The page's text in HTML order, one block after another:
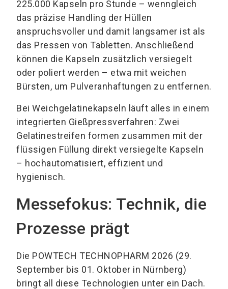
225.000 Kapseln pro Stunde – wenngleich
das präzise Handling der Hüllen
anspruchsvoller und damit langsamer ist als
das Pressen von Tabletten. Anschließend
können die Kapseln zusätzlich versiegelt
oder poliert werden – etwa mit weichen
Bürsten, um Pulveranhaftungen zu entfernen.
Bei Weichgelatinekapseln läuft alles in einem
integrierten Gießpressverfahren: Zwei
Gelatinestreifen formen zusammen mit der
flüssigen Füllung direkt versiegelte Kapseln
– hochautomatisiert, effizient und
hygienisch.
Messefokus: Technik, die
Prozesse prägt
Die POWTECH TECHNOPHARM 2026 (29.
September bis 01. Oktober in Nürnberg)
bringt all diese Technologien unter ein Dach.